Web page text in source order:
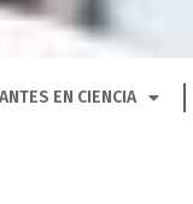
EN CIENCIA